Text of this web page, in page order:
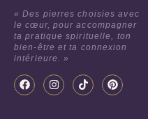
« Des pierres choisies avec
le cœur, pour accompagner
ta pratique spirituelle, ton
bien-être et ta connexion
intérieure. »